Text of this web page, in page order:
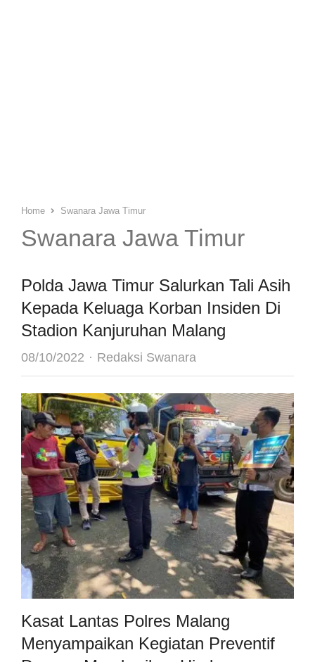
Home Swanara Jawa Timur
Swanara Jawa Timur
Polda Jawa Timur Salurkan Tali Asih
Kepada Keluaga Korban Insiden Di
Stadion Kanjuruhan Malang
08/10/2022 Author
Redaksi Swanara
Kasat Lantas Polres Malang
Menyampaikan Kegiatan Preventif